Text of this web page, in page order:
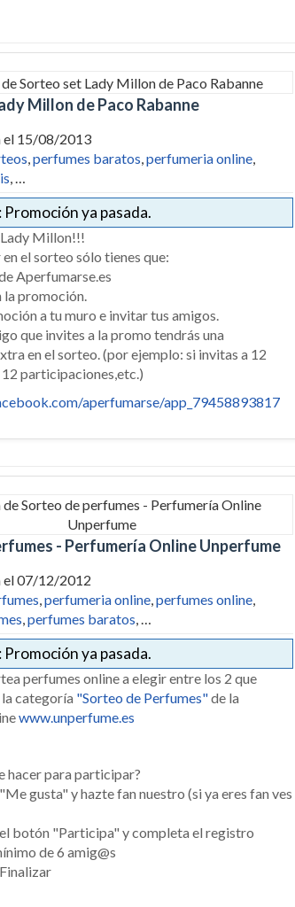
Millon de Paco Rabanne
el 15/08/2013
,perfumes baratos,perfumeria online,
, …
: Promoción ya pasada.
Lady Millon!!!
el sorteo sólo tienes que:
Aperfumarse.es
la promoción.
a tu muro e invitar tus amigos.
que invites a la promo tendrás una
en el sorteo. (por ejemplo: si invitas a 12
participaciones,etc.)
aperfumarse/app_79458893817
- Perfumería Online Unperfume
el 07/12/2012
,perfumeria online,perfumes online,
,perfumes baratos, …
: Promoción ya pasada.
perfumes online a elegir entre los 2 que
categoría "Sorteo de Perfumes"de la
www.unperfume.es
hacer para participar?
gusta" y hazte fan nuestro (si ya eres fan ves
botón "Participa" y completa el registro
de 6 amig@s